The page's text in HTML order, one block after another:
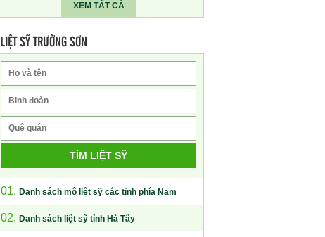
XEM TẤT CẢ
LIỆT SỸ TRƯỜNG SƠN
TÌM LIỆT SỸ
01. Danh sách mộ liệt sỹ các tỉnh phía Nam
02. Danh sách liệt sỹ tỉnh Hà Tây